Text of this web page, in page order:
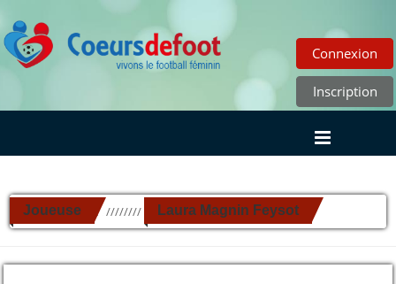
Connexion
Inscription
Joueuse ////////// Laura Magnin Feysot